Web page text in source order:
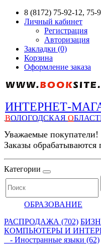
8 (8172) 75-92-12, 75-
Личный кабинет
Регистрация
Авторизация
Закладки (0)
Корзина
Оформление заказа
ИНТЕРНЕТ-
ВОЛОГОДСКАЯ О
Уважаемые покупатели!
Заказы
Категории
ОБРАЗОВАНИЕ
РАСПРОДАЖА (702)
КОМПЬЮТЕРЫ И
- Иностранные языки (62)